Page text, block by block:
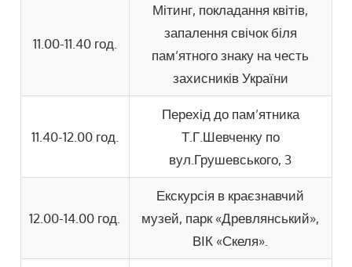
11.00-11.40 год.
Мітинг, покладання квітів,
запалення свічок біля
пам’ятного знаку на честь
захисників України
11.40-12.00 год.
Перехід до пам’ятника
Т.Г.Шевченку по
вул.Грушевського, 3
12.00-14.00 год.
Екскурсія в краєзнавчий
музей, парк «Древлянський»,
ВІК «Скеля».